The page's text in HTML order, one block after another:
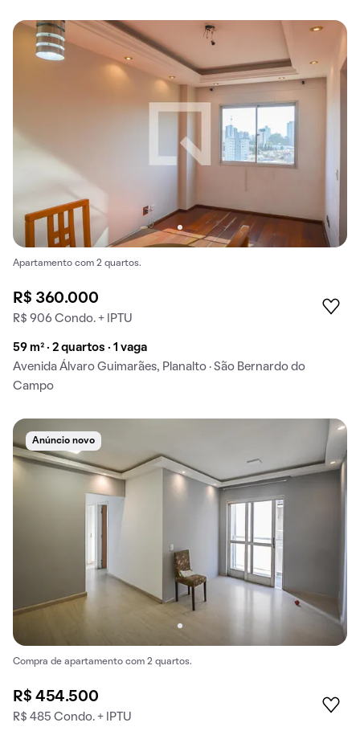
Apartamento com 2 quartos.
R$ 360.000
R$ 906 Condo. + IPTU
59 m² · 2 quartos · 1 vaga
Avenida Álvaro Guimarães, Planalto · São Bernardo do
Campo
Anúncio novo
Compra de apartamento com 2 quartos.
R$ 454.500
R$ 485 Condo. + IPTU